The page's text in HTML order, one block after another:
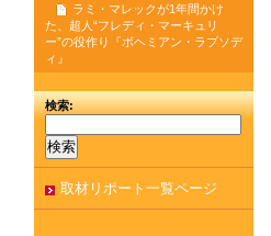
ラミ・マレックが1年間かけ
た、超人“フレディ・マーキュリ
ー”の役作り『ボヘミアン・ラプソデ
ィ』
検索:
取材リポート一覧ページ